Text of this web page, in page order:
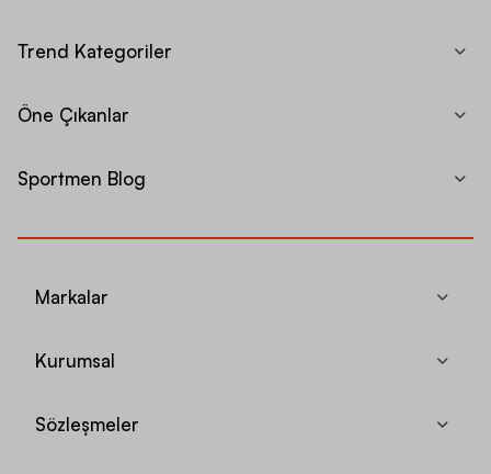
Trend Kategoriler
Öne Çıkanlar
Sportmen Blog
Markalar
Kurumsal
Sözleşmeler